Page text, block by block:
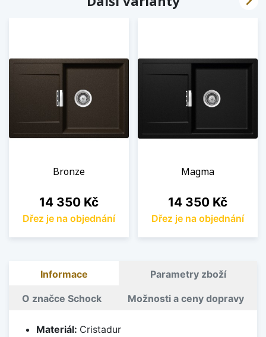
Bronze
Cena
14 350 Kč
Dřez je na objednání
Magma
Cena
14 350 Kč
Dřez je na objednání
Informace Parametry zboží
O značce Schock Možnosti a ceny dopravy
Materiál: Cristadur